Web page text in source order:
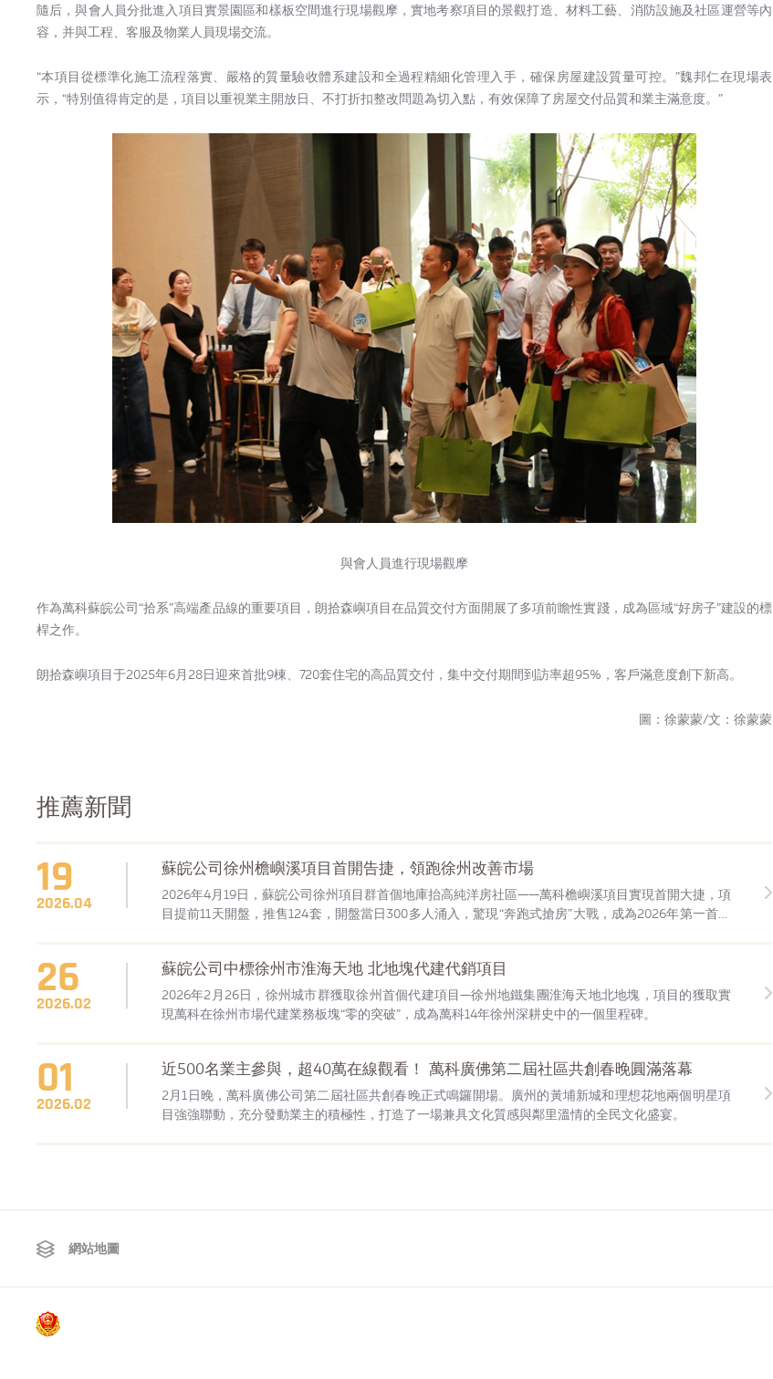
隨后，與會人員分批進入項目實景園區和樣板空間進行現場觀摩，實地考察項目的景觀打造、材料工藝、消防設施及社區運營等內
容，并與工程、客服及物業人員現場交流。
“本項目從標準化施工流程落實、嚴格的質量驗收體系建設和全過程精細化管理入手，確保房屋建設質量可控。”魏邦仁在現場表
示，“特別值得肯定的是，項目以重視業主開放日、不打折扣整改問題為切入點，有效保障了房屋交付品質和業主滿意度。”
與會人員進行現場觀摩
作為萬科蘇皖公司“拾系”高端產品線的重要項目，朗拾森嶼項目在品質交付方面開展了多項前瞻性實踐，成為區域“好房子”建設的標
桿之作。
朗拾森嶼項目于2025年6月28日迎來首批9棟、720套住宅的高品質交付，集中交付期間到訪率超95%，客戶滿意度創下新高。
圖：徐蒙蒙/文：徐蒙蒙
推薦新聞
19
2026.04
蘇皖公司徐州檐嶼溪項目首開告捷，領跑徐州改善市場
2026年4月19日，蘇皖公司徐州項目群首個地庫抬高純洋房社區——萬科檐嶼溪項目實現首開大捷，項
目提前11天開盤，推售124套，開盤當日300多人涌入，驚現“奔跑式搶房”大戰，成為2026年第一首開
26
2026.02
蘇皖公司中標徐州市淮海天地 北地塊代建代銷項目
2026年2月26日，徐州城市群獲取徐州首個代建項目—徐州地鐵集團淮海天地北地塊，項目的獲取實
現萬科在徐州市場代建業務板塊“零的突破”，成為萬科14年徐州深耕史中的一個里程碑。
01
2026.02
近500名業主參與，超40萬在線觀看！ 萬科廣佛第二屆社區共創春晚圓滿落幕
2月1日晚，萬科廣佛公司第二屆社區共創春晚正式鳴鑼開場。廣州的黃埔新城和理想花地兩個明星項
目強強聯動，充分發動業主的積極性，打造了一場兼具文化質感與鄰里溫情的全民文化盛宴。
網站地圖